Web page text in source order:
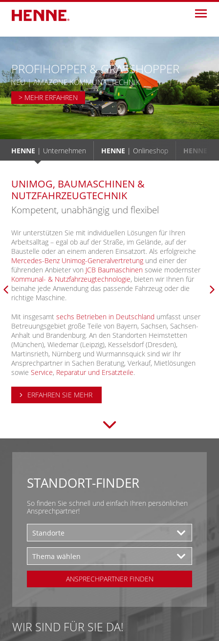
Skip
content
NEU | AMAZONE KOMMUNALTECHNIK
PROFIHOPPER & GRASSHOPPER
> MEHR ERFAHREN
HENNE | Unternehmen HENNE | Onlineshop HENNE
UNIMOG, BAUMASCHINEN &
NUTZFAHRZEUGTECHNIK
Kompetent, unabhängig und flexibel
Wir unterstützen Sie mit individuellen Lösungen für Ihren
Arbeitsalltag – egal ob auf der Straße, im Gelände, auf der
Baustelle oder an einem anderen Einsatzort. Als erfolgreiche
Mercedes-Benz Unimog-Generalvertretung und einer der
führenden Anbieter von JCB Baumaschinen sowie modernster
Kommunal- & Nutzfahrzeugtechnologie, bieten wir Ihnen für
beinahe jede Anwendung das passende Fahrzeug oder die
richtige Maschine.
Mit insgesamt sechs Betrieben in Deutschland umfasst unser
Betreuungsgebiet große Teile von Bayern, Sachsen, Sachsen-
Anhalt und Brandenburg. An den Standorten Heimstetten
(München), Wiedemar (Leipzig), Kesselsdorf (Dresden),
Martinsrieth, Nürnberg und Wurmannsquick sind wir Ihr
Ansprechpartner in Sachen Beratung, Verkauf, Mietlösungen
sowie Service, Reparatur und Ersatzteile.
ERFAHREN SIE MEHR
STANDORT-FINDER
So finden Sie schnell und einfach Ihren persönlichen
Ansprechpartner!
ANSPRECHPARTNER FINDEN
WIR SIND FÜR SIE DA!